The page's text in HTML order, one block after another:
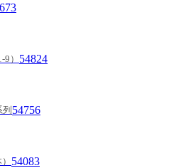
） 54824
54756
54083